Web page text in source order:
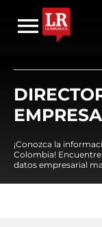
¡Conozca la
Colombia!
datos empresarial